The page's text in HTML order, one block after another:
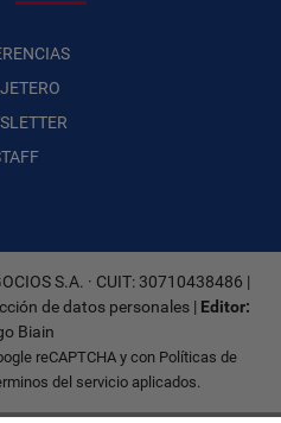
S.A. · CUIT: 30710438486 |
de datos personales| Editor:
Biain
reCAPTCHA y con Políticas de
del servicioaplicados.